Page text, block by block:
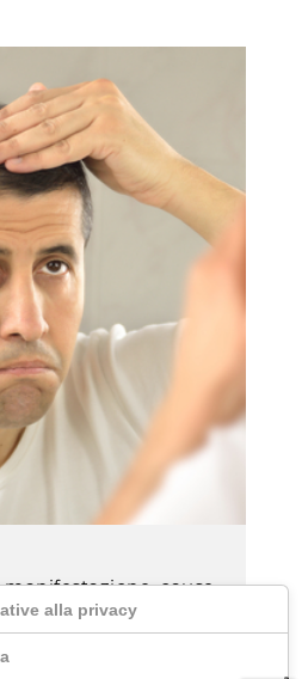
cause
capigliatura è
alla privacy